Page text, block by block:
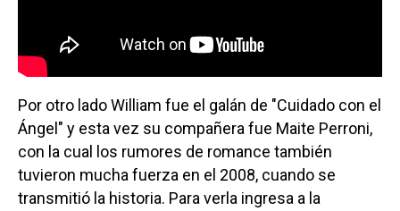
Por otro lado William fue el galán de "Cuidado con el
Ángel" y esta vez su compañera fue Maite Perroni,
con la cual los rumores de romance también
tuvieron mucha fuerza en el 2008, cuando se
transmitió la historia. Para verla ingresa a la